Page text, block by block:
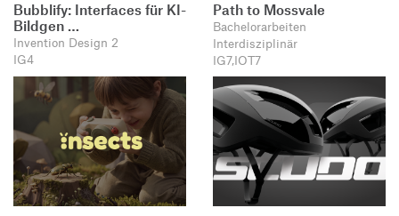
Bubblify: Interfaces für KI-
Bildgen …
Invention Design 2
IG4
Path to Mossvale
Bachelorarbeiten
Interdisziplinär
IG7,IOT7